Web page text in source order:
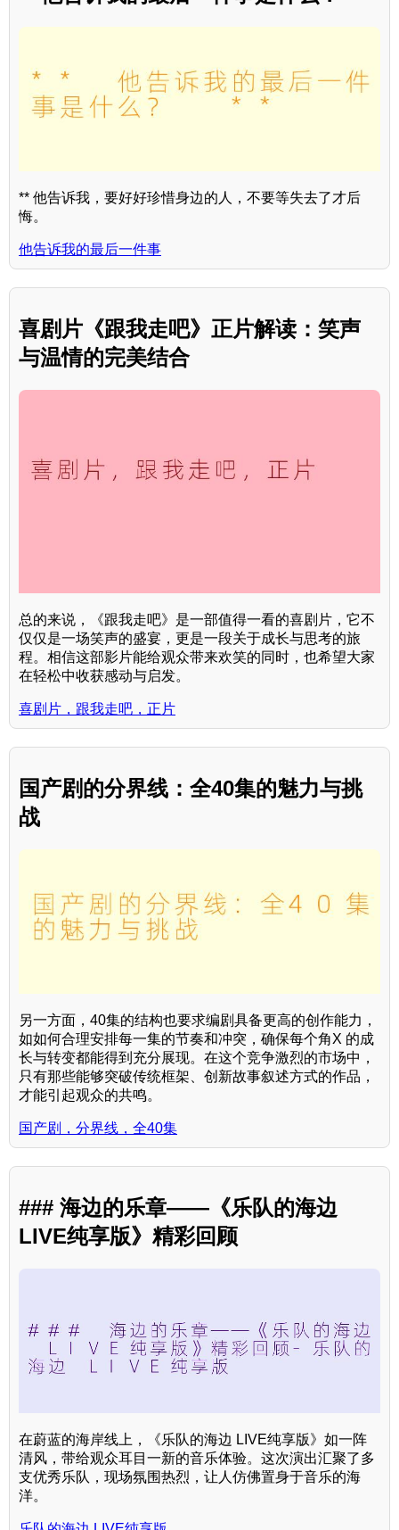
** 他告诉我，要好好珍惜身边的人，不要等失去了才后
悔。
他告诉我的最后一件事
喜剧片《跟我走吧》正片解读：笑声
与温情的完美结合
总的来说，《跟我走吧》是一部值得一看的喜剧片，它不
仅仅是一场笑声的盛宴，更是一段关于成长与思考的旅
程。相信这部影片能给观众带来欢笑的同时，也希望大家
在轻松中收获感动与启发。
喜剧片，跟我走吧，正片
国产剧的分界线：全40集的魅力与挑
战
另一方面，40集的结构也要求编剧具备更高的创作能力，
如如何合理安排每一集的节奏和冲突，确保每个角X 的成
长与转变都能得到充分展现。在这个竞争激烈的市场中，
只有那些能够突破传统框架、创新故事叙述方式的作品，
才能引起观众的共鸣。
国产剧，分界线，全40集
### 海边的乐章——《乐队的海边
LIVE纯享版》精彩回顾
在蔚蓝的海岸线上，《乐队的海边 LIVE纯享版》如一阵
清风，带给观众耳目一新的音乐体验。这次演出汇聚了多
支优秀乐队，现场氛围热烈，让人仿佛置身于音乐的海
洋。